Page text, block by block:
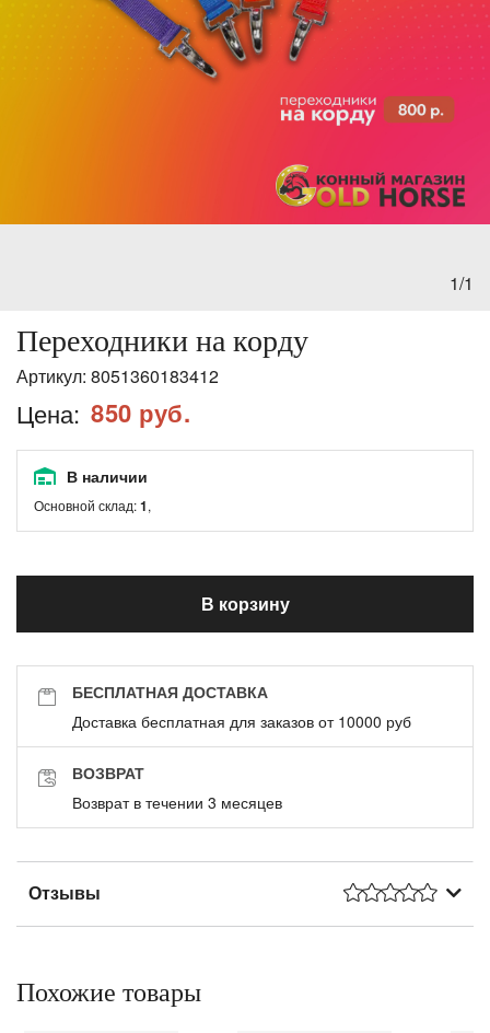
1/1
Переходники на корду
Артикул: 8051360183412
Цена: 850 руб.
В наличии
Основной склад:1,
В корзину
БЕСПЛАТНАЯ ДОСТАВКА
Доставка бесплатная для заказов от 10000 руб
ВОЗВРАТ
Возврат в течении 3 месяцев
Отзывы
Похожие товары